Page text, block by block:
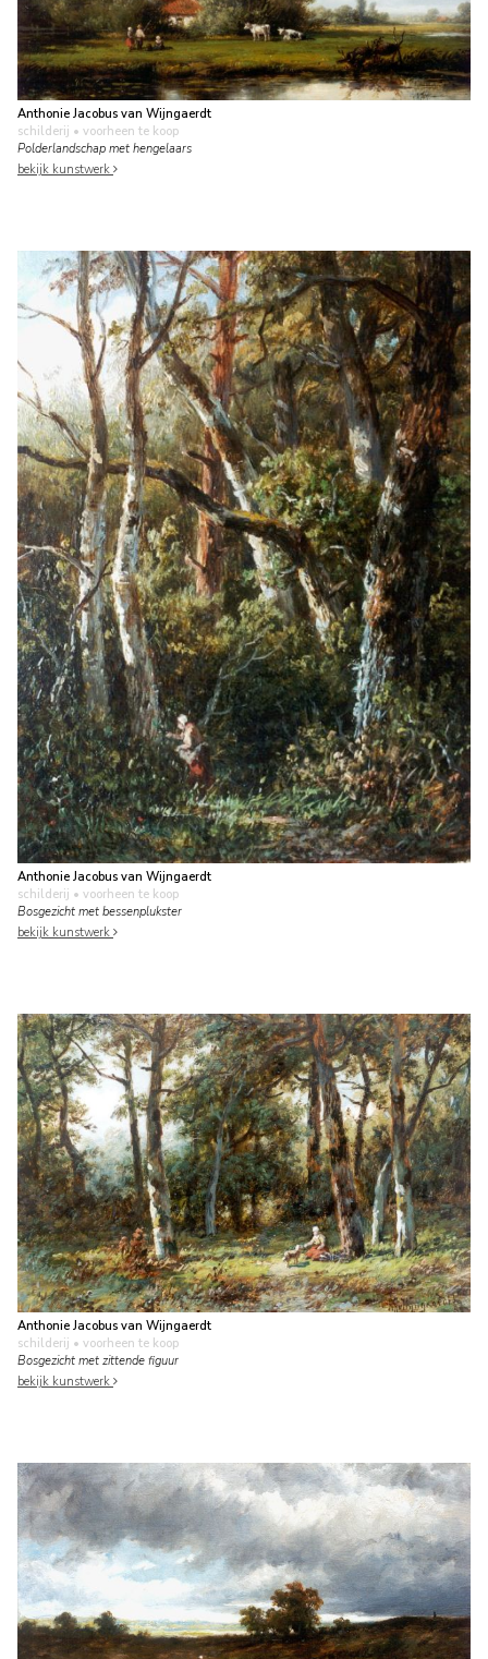
Anthonie Jacobus van Wijngaerdt
schilderij • voorheen te koop
Polderlandschap met hengelaars
bekijk kunstwerk
Anthonie Jacobus van Wijngaerdt
schilderij • voorheen te koop
Bosgezicht met bessenplukster
bekijk kunstwerk
Anthonie Jacobus van Wijngaerdt
schilderij • voorheen te koop
Bosgezicht met zittende figuur
bekijk kunstwerk